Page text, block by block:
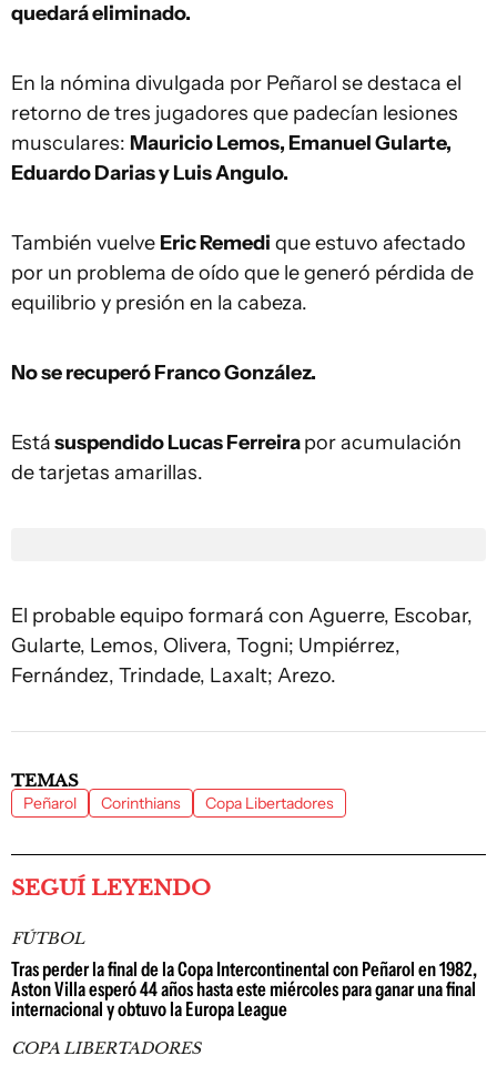
quedará eliminado.
En la nómina divulgada por Peñarol se destaca el
retorno de tres jugadores que padecían lesiones
musculares: Mauricio Lemos, Emanuel Gularte,
Eduardo Darias y Luis Angulo.
También vuelve Eric Remedi que estuvo afectado
por un problema de oído que le generó pérdida de
equilibrio y presión en la cabeza.
No se recuperó Franco González.
Estásuspendido Lucas Ferreirapor acumulación
de tarjetas amarillas.
El probable equipo formará con Aguerre, Escobar,
Gularte, Lemos, Olivera, Togni; Umpiérrez,
Fernández, Trindade, Laxalt; Arezo.
TEMAS
Peñarol Corinthians Copa Libertadores
SEGUÍ LEYENDO
FÚTBOL
Tras perder la final de la Copa Intercontinental con Peñarol en 1982,
Aston Villa esperó 44 años hasta este miércoles para ganar una final
internacional y obtuvo la Europa League
COPA LIBERTADORES